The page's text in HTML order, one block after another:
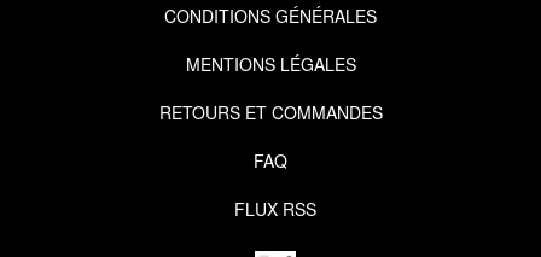
CONDITIONS GÉNÉRALES
MENTIONS LÉGALES
RETOURS ET COMMANDES
FAQ
FLUX RSS